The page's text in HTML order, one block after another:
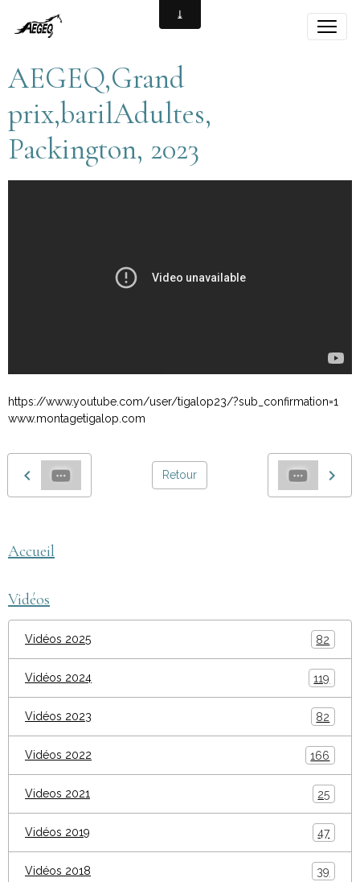
AEGEQ,Grand
prix,barilAdultes,
Packington, 2023
https://www.youtube.com/user/tigalop23/?sub_confirmation=1
www.montagetigalop.com
Retour
Accueil
Vidéos
Vidéos 2025 82
Vidéos 2024 119
Vidéos 2023 82
Vidéos 2022 166
Videos 2021 25
Vidéos 2019 47
Vidéos 2018 39